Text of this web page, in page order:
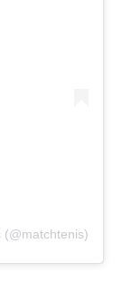
(@matchtenis)